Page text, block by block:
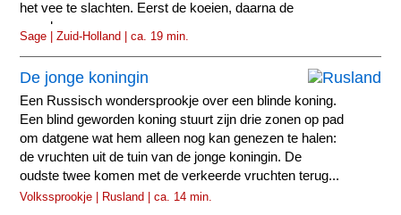
het vee te slachten. Eerst de koeien, daarna de
paarden.
Sage | Zuid-Holland | ca. 19 min.
De jonge koningin
Een Russisch wondersprookje over een blinde koning.
Een blind geworden koning stuurt zijn drie zonen op pad
om datgene wat hem alleen nog kan genezen te halen:
de vruchten uit de tuin van de jonge koningin. De
oudste twee komen met de verkeerde vruchten terug...
Volkssprookje | Rusland | ca. 14 min.